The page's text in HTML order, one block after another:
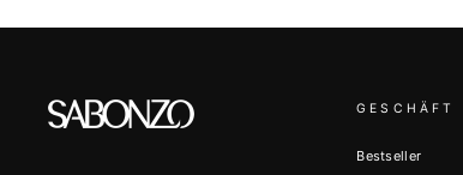
GESCHÄFT
Bestseller